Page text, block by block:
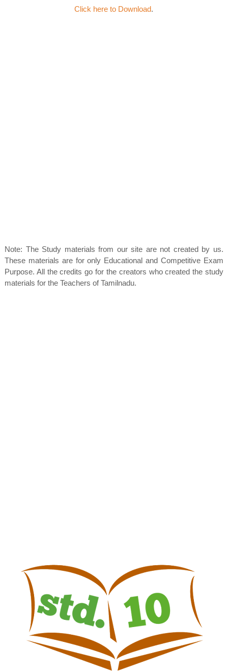
Click here to Download.
Note: The Study materials from our site are not created by us.
These materials are for only Educational and Competitive Exam
Purpose. All the credits go for the creators who created the study
materials for the Teachers of Tamilnadu.